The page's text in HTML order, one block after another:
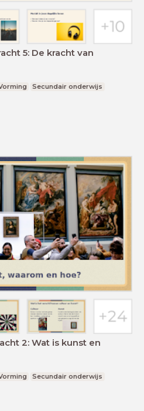
5: De kracht van
Secundair onderwijs
2: Wat is kunst en
Secundair onderwijs